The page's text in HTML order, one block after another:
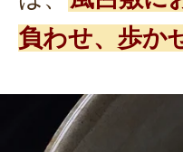
負わせ、歩か